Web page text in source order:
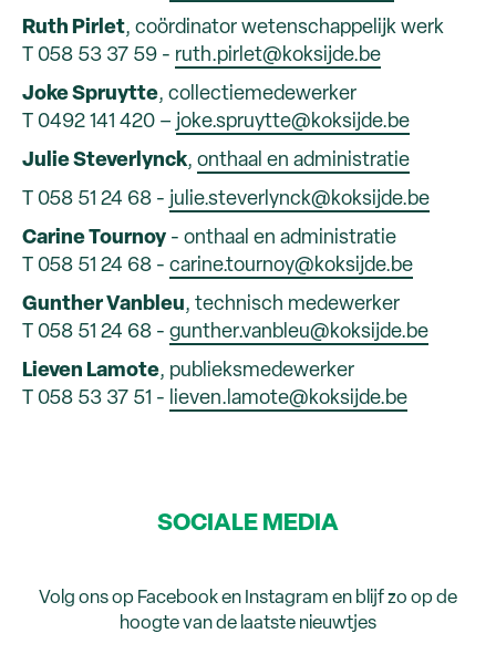
Ruth Pirlet, coördinator wetenschappelijk werk
T 058 53 37 59 - ruth.pirlet@koksijde.be
Joke Spruytte, collectiemedewerker
T 0492 141 420 – joke.spruytte@koksijde.be
Julie Steverlynck, onthaal en administratie
T 058 51 24 68 - julie.steverlynck@koksijde.be
Carine Tournoy - onthaal en administratie
T 058 51 24 68 - carine.tournoy@koksijde.be
Gunther Vanbleu, technisch medewerker
T 058 51 24 68 - gunther.vanbleu@koksijde.be
Lieven Lamote, publieksmedewerker
T 058 53 37 51 - lieven.lamote@koksijde.be
SOCIALE MEDIA
Volg ons op Facebook en Instagram en blijf zo op de
hoogte van de laatste nieuwtjes